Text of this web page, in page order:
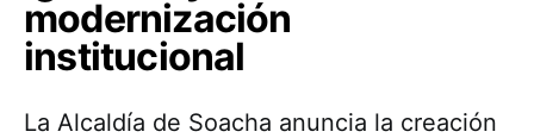
modernización
institucional
La Alcaldía de Soacha anuncia la creación